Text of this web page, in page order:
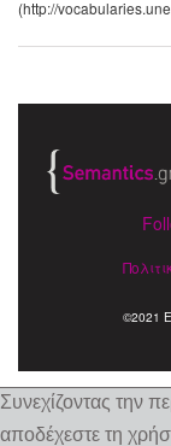
Συνεχίζοντας την
αποδέχεστε τη
(http://
©2021